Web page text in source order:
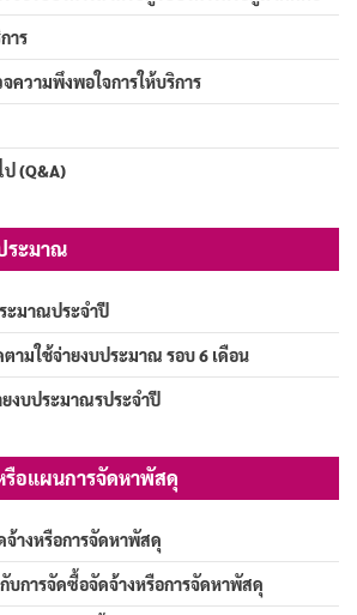
าร
ความพึงพอใจการให้บริการ
(Q&A)
ระมาณ
ะมาณประจำปี
ตามใช้จ่ายงบประมาณ รอบ 6 เดือน
ยงบประมาณรประจำปี
รือแผนการจัดหาพัสดุ
จ้างหรือการจัดหาพัสดุ
บการจัดซื้อจัดจ้างหรือการจัดหาพัสดุ